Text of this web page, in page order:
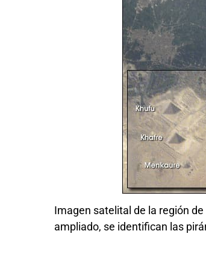
Imagen satelital de la región
ampliado, se identifican las